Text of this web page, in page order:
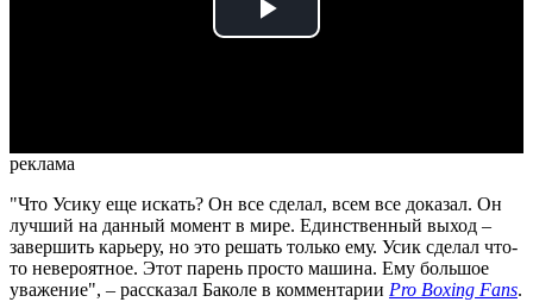
Play
реклама
"Что Усику еще искать? Он все сделал, всем все доказал. Он
лучший на данный момент в мире. Единственный выход –
завершить карьеру, но это решать только ему. Усик сделал что-
то невероятное. Этот парень просто машина. Ему большое
уважение", – рассказал Баколе в комментарии Pro Boxing Fans.